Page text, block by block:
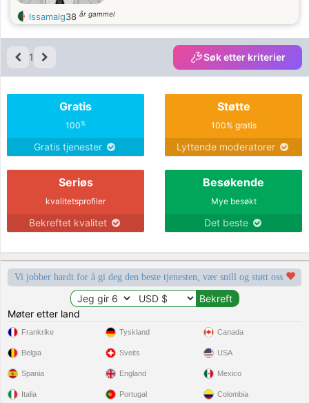
Issamalg38 år gammel
1 Søk etter kriterier
Gratis
100%
Gratis tjenester
Støtte
100% gratis
Lyttende moderatorer
Seriøs
kvalitetsprofiler
Bekreftet kvalitet
Besøkende
Mye besøkt
Det beste
Vi jobber hardt for å gi deg den beste tjenesten, vær snill og støtt oss
Møter etter land
Frankrike
Belgia
Spania
Italia
Tyskland
Sveits
England
Portugal
Canada
USA
Mexico
Colombia